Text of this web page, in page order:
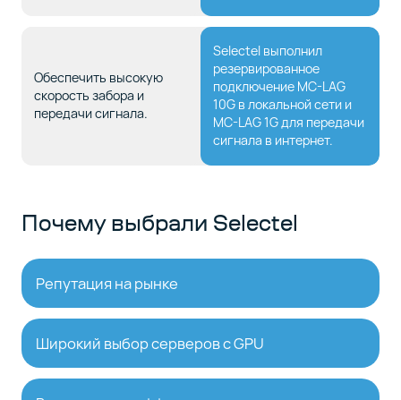
Обеспечить высокую
скорость забора и
передачи сигнала.
Selectel выполнил
резервированное
подключение MC-LAG
10G в локальной сети и
MC-LAG 1G для передачи
сигнала в интернет.
Почему выбрали Selectel
Репутация на рынке
Широкий выбор серверов с GPU